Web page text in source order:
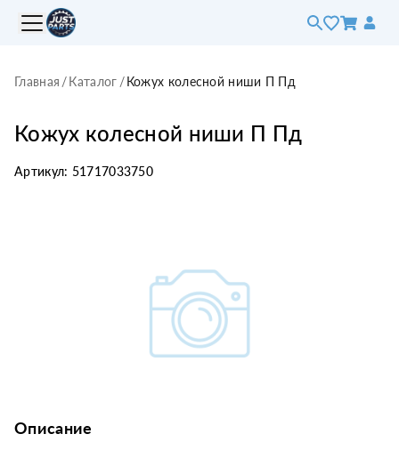
Главная /Каталог /Кожух колесной ниши П Пд
Кожух колесной ниши П Пд
Артикул: 51717033750
Описание